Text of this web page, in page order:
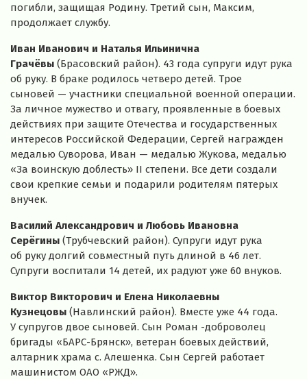
погибли, защищая Родину. Третий сын, Максим,
продолжает службу.
Иван Иванович и Наталья Ильинична
Грачёвы (Брасовский район). 43 года супруги идут рука
об руку. В браке родилось четверо детей. Трое
сыновей — участники специальной военной операции.
За личное мужество и отвагу, проявленные в боевых
действиях при защите Отечества и государственных
интересов Российской Федерации, Сергей награжден
медалью Суворова, Иван — медалью Жукова, медалью
«За воинскую доблесть» II степени. Все дети создали
свои крепкие семьи и подарили родителям пятерых
внучек.
Василий Александрович и Любовь Ивановна
Серёгины (Трубчевский район). Супруги идут рука
об руку долгий совместный путь длиной в 46 лет.
Супруги воспитали 14 детей, их радуют уже 60 внуков.
Виктор Викторович и Елена Николаевны
Кузнецовы (Навлинский район). Вместе уже 44 года.
У супругов двое сыновей. Сын Роман -доброволец
бригады «БАРС-Брянск», ветеран боевых действий,
алтарник храма с. Алешенка. Сын Сергей работает
машинистом ОАО «РЖД».